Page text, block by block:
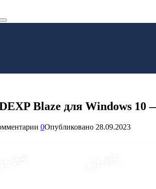
Blaze для Windows 10
0Опубликовано 28.09.2023